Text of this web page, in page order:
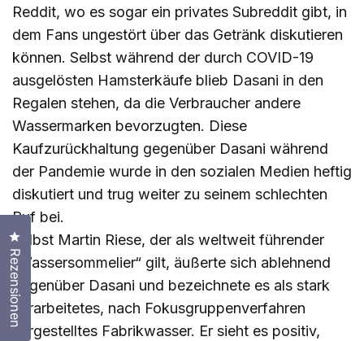
Reddit, wo es sogar ein privates Subreddit gibt, in
dem Fans ungestört über das Getränk diskutieren
können. Selbst während der durch COVID-19
ausgelösten Hamsterkäufe blieb Dasani in den
Regalen stehen, da die Verbraucher andere
Wassermarken bevorzugten. Diese
Kaufzurückhaltung gegenüber Dasani während
der Pandemie wurde in den sozialen Medien heftig
diskutiert und trug weiter zu seinem schlechten
Ruf bei.
Selbst Martin Riese, der als weltweit führender
„Wassersommelier“ gilt, äußerte sich ablehnend
gegenüber Dasani und bezeichnete es als stark
verarbeitetes, nach Fokusgruppenverfahren
hergestelltes Fabrikwasser. Er sieht es positiv,
Rezensionen
Klicken Sie, um den Bewertungsdialog zu öffnen